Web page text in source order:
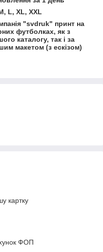
L, XL, XXL
"svdruk" принт на
футболках, як з
каталогу, так і за
макетом (з ескізом)
картку
ФОП